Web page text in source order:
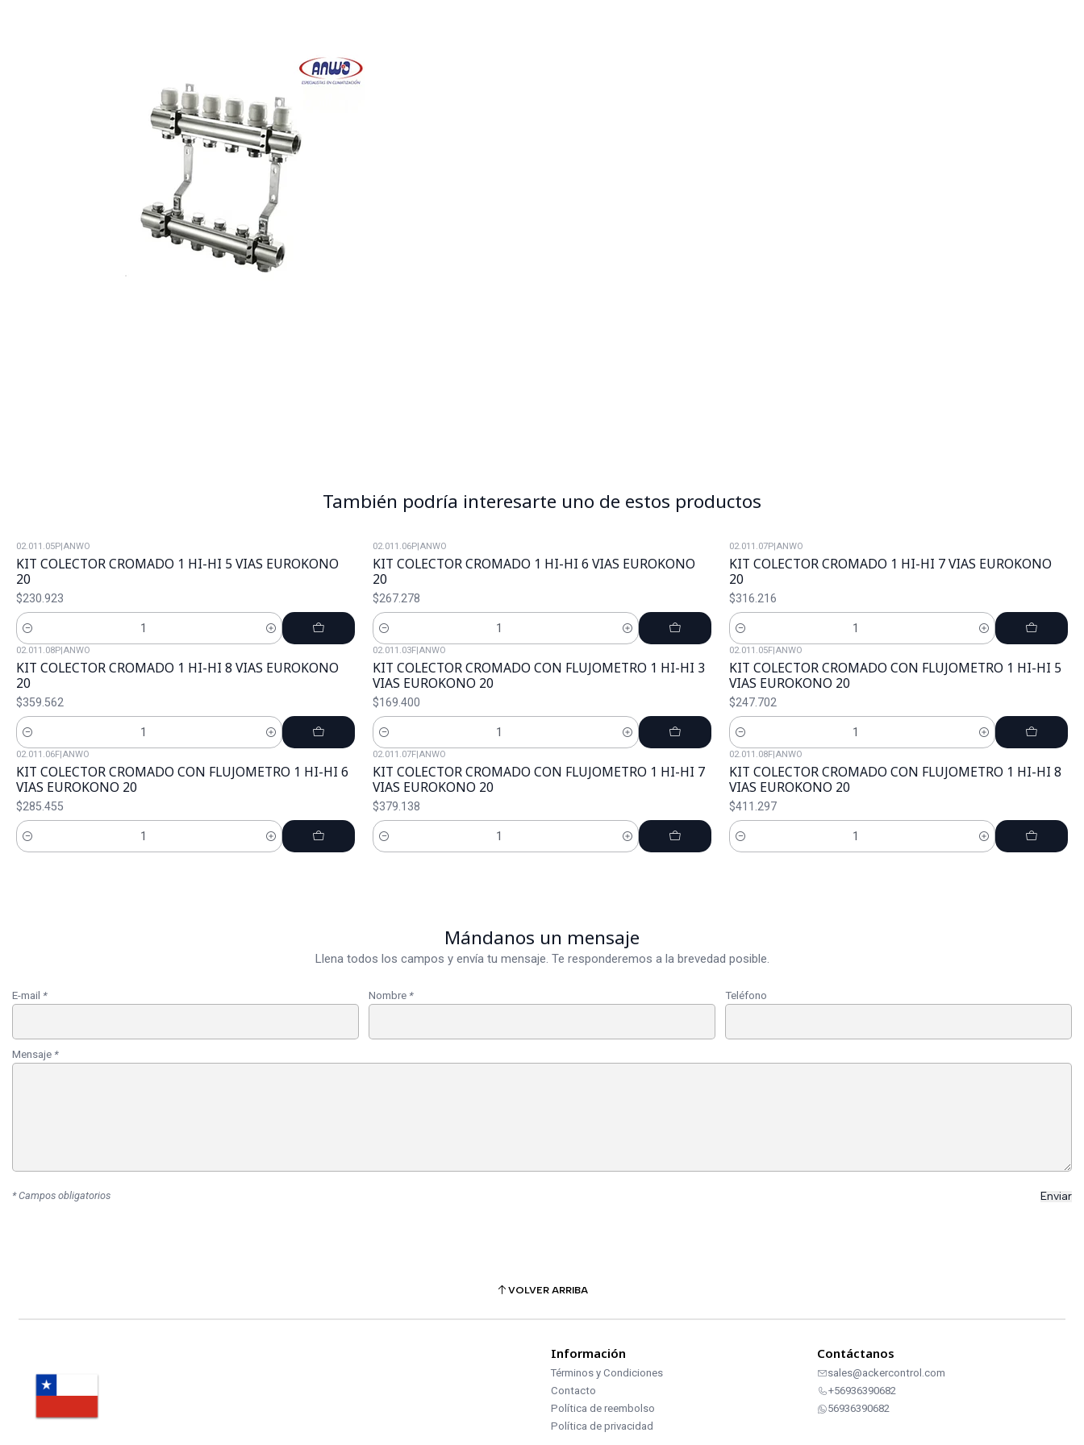
También podría interesarte uno de estos productos
02.011.05P|ANWO
KIT COLECTOR CROMADO 1 HI-HI 5 VIAS EUROKONO
20
$230.923
Cantidad
02.011.06P|ANWO
KIT COLECTOR CROMADO 1 HI-HI 6 VIAS EUROKONO
20
$267.278
Cantidad
02.011.07P|ANWO
KIT COLECTOR CROMADO 1 HI-HI 7 VIAS EUROKONO
20
$316.216
Cantidad
02.011.08P|ANWO
KIT COLECTOR CROMADO 1 HI-HI 8 VIAS EUROKONO
20
$359.562
Cantidad
02.011.03F|ANWO
KIT COLECTOR CROMADO CON FLUJOMETRO 1 HI-HI 3
VIAS EUROKONO 20
$169.400
Cantidad
02.011.05F|ANWO
KIT COLECTOR CROMADO CON FLUJOMETRO 1 HI-HI 5
VIAS EUROKONO 20
$247.702
Cantidad
02.011.06F|ANWO
KIT COLECTOR CROMADO CON FLUJOMETRO 1 HI-HI 6
VIAS EUROKONO 20
$285.455
Cantidad
02.011.07F|ANWO
KIT COLECTOR CROMADO CON FLUJOMETRO 1 HI-HI 7
VIAS EUROKONO 20
$379.138
Cantidad
02.011.08F|ANWO
KIT COLECTOR CROMADO CON FLUJOMETRO 1 HI-HI 8
VIAS EUROKONO 20
$411.297
Cantidad
Mándanos un mensaje
Llena todos los campos y envía tu mensaje. Te responderemos a la brevedad posible.
E-mail * Nombre * Teléfono
Mensaje *
* Campos obligatorios
VOLVER ARRIBA
Información
Términos y Condiciones
Contacto
Política de reembolso
Política de privacidad
Contáctanos
sales@ackercontrol.com
+56936390682
56936390682